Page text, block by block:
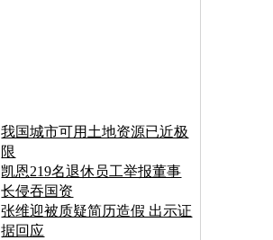
我国城市可用土地资源已近极
限
凯恩219名退休员工举报董事
长侵吞国资
张维迎被质疑简历造假 出示证
据回应